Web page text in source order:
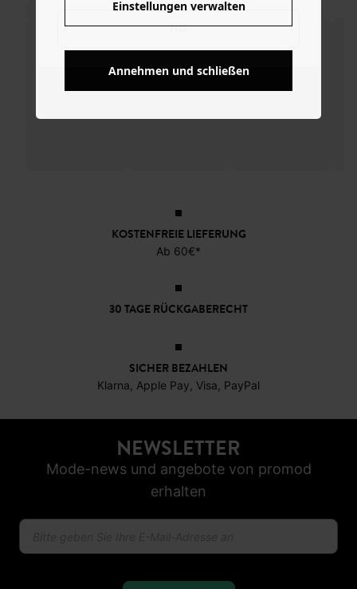
NO
KOSTENFREIE LIEFERUNG
Ab 60€*
30 TAGE RÜCKGABERECHT
SICHER BEZAHLEN
Klarna, Apple Pay, Visa, PayPal
NEWSLETTER
Mode-news und angebote von promod
erhalten
Einstellungen verwalten
Annehmen und schließen